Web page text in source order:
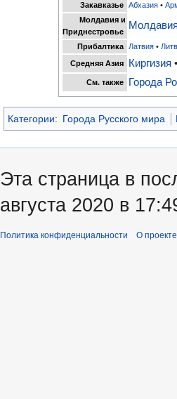
Закавказье
Абхазия •
Молдавия и
Приднестровье
Прибалтика Латвия •
Средняя Азия
Киргизия
См. также Города
Категории: Города Русского мира
Эта страница в
августа 2020 в
Политика конфиденциальности О проекте